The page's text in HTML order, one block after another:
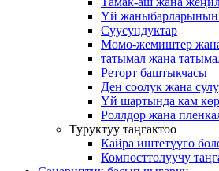
Үй жаныбарларынын
Суусундуктар
Мөмө-жемиштер
татымал жана
Реторт баштыкчасы
Ден соолук жана
Үй шартында кам
Роллдор жана
Туруктуу таңгактоо
Кайра иштетүүгө
Компосттолуучу